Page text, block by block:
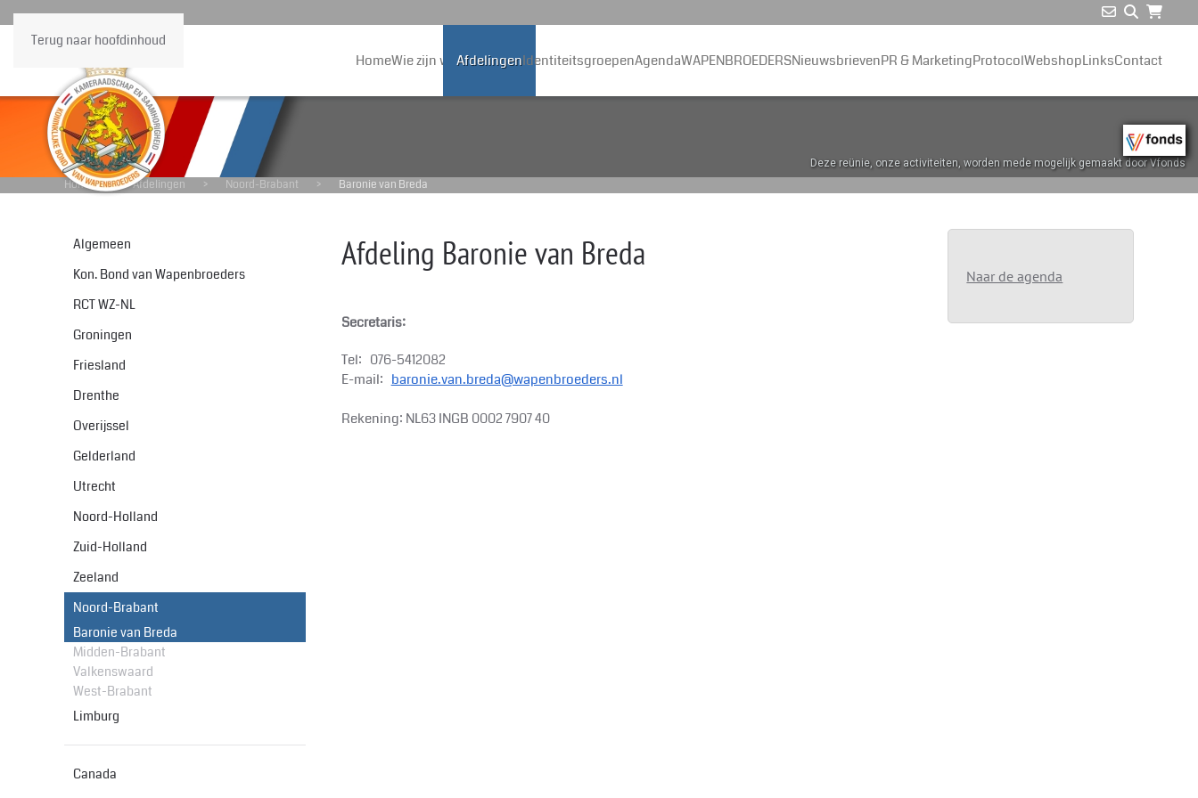
Terug naar hoofdinhoud
HomeWie zijn wij AfdelingenIdentiteitsgroepenAgendaWAPENBROEDERSNieuwsbrievenPR & MarketingProtocolWebshopLinksContact
Deze reünie, onze activiteiten, worden mede mogelijk gemaakt door Vfonds
Home Afdelingen Noord-Brabant Baronie van Breda
Algemeen
Kon. Bond van Wapenbroeders
RCT WZ-NL
Groningen
Friesland
Drenthe
Overijssel
Gelderland
Utrecht
Noord-Holland
Zuid-Holland
Zeeland
Noord-Brabant
Baronie van Breda
Midden-Brabant
Valkenswaard
West-Brabant
Limburg
Canada
Afdeling Baronie van Breda
Secretaris:
Tel: 076-5412082
E-mail: baronie.van.breda@wapenbroeders.nl
Rekening: NL63 INGB 0002 7907 40
Naar de agenda